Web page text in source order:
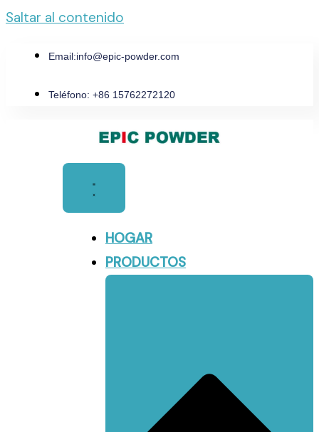
Saltar al contenido
Email:info@epic-powder.com
Teléfono: +86 15762272120
HOGAR
PRODUCTOS